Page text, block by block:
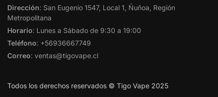
Dirección: San Eugenio 1547, Local 1, Ñuñoa, Región
Metropolitana
Horario: Lunes a Sábado de 9:30 a 19:00
Teléfono: +56936667749
Correo: ventas@tigovape.cl
Todos los derechos reservados © Tigo Vape 2025